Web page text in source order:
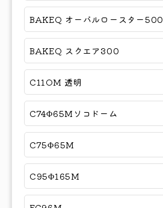
BAKEQ オーバルロースター500
BAKEQ スクエア300
C11OM 透明
C74Φ65Mソコドーム
C75Φ65M
C95Φ165M